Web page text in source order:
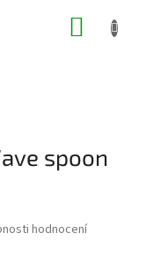
spoon
hodnocení